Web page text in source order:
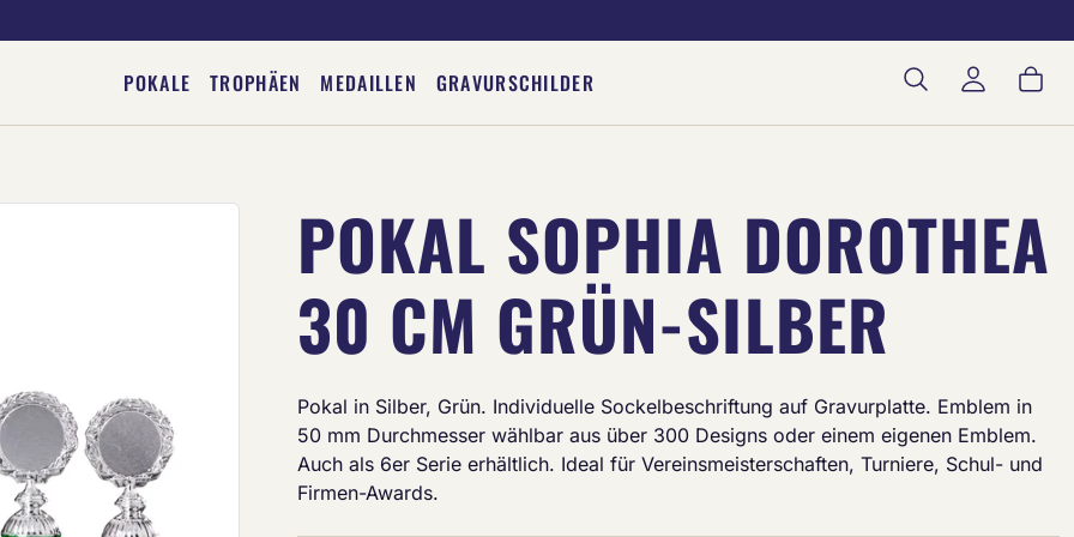
POKALE TROPHÄEN MEDAILLEN GRAVURSCHILDER
POKAL SOPHIA DOROTHEA
30 CM GRÜN-SILBER
Deine Gravur
Pokal in Silber, Grün. Individuelle Sockelbeschriftung auf Gravurplatte. Emblem in
50 mm Durchmesser wählbar aus über 300 Designs oder einem eigenen Emblem.
Auch als 6er Serie erhältlich. Ideal für Vereinsmeisterschaften, Turniere, Schul- und
Firmen-Awards.